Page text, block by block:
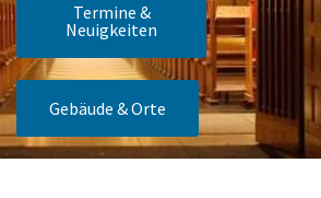
Termine &
Neuigkeiten
Gebäude & Orte